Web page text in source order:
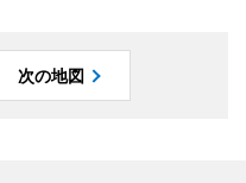
次の地図